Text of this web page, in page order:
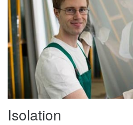
Isolation